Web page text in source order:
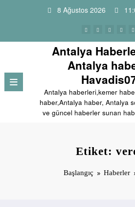
8 Ağustos 2026
Antalya
Antalya
Antalya haberleri,kemer
haber,Antalya haber, Antalya
ve güncel haberler sunan
Etiket:
Başlangıç Haberler